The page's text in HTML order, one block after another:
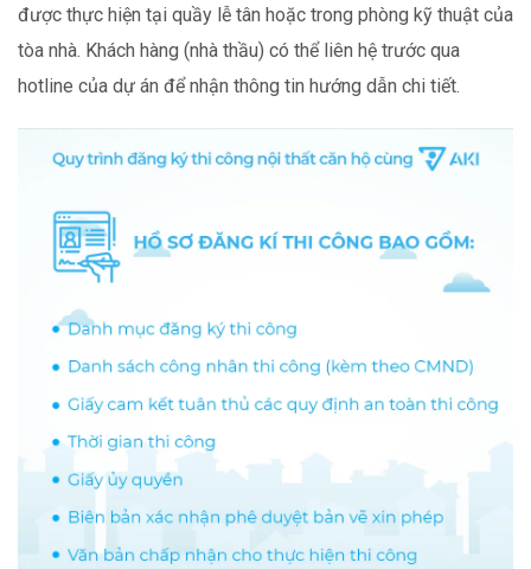
được thực hiện tại quầy lễ tân hoặc trong phòng kỹ thuật của
tòa nhà. Khách hàng (nhà thầu) có thể liên hệ trước qua
hotline của dự án để nhận thông tin hướng dẫn chi tiết.